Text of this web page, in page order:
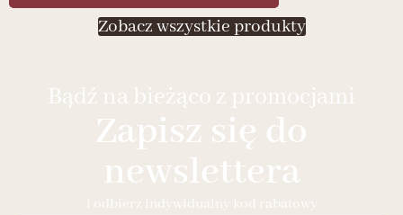
Zobacz wszystkie produkty
Bądź na bieżąco z promocjami
Zapisz się do
newslettera
i odbierz indywidualny kod rabatowy